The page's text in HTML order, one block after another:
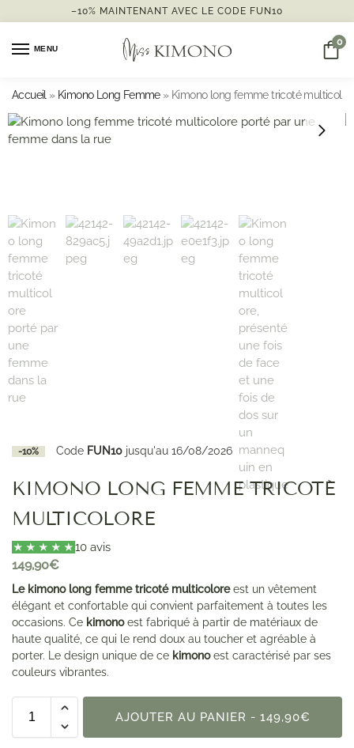
–10% MAINTENANT AVEC LE CODE FUN10
MENU
0
Accueil » Kimono Long Femme» Kimono long femme tricoté
-10% Code FUN10 jusqu'au 16/08/2026
KIMONO LONG FEMME TRICOTÉ
MULTICOLORE
10 avis
149,90€
Le kimono long femme tricoté multicoloreest un vêtement
élégant et confortable qui convient parfaitement à toutes les
occasions. Ce kimonoest fabriqué à partir de matériaux de
haute qualité, ce qui le rend doux au toucher et agréable à
porter. Le design unique de ce kimonoest caractérisé par ses
couleurs vibrantes.
AJOUTER AU PANIER - 149,90€